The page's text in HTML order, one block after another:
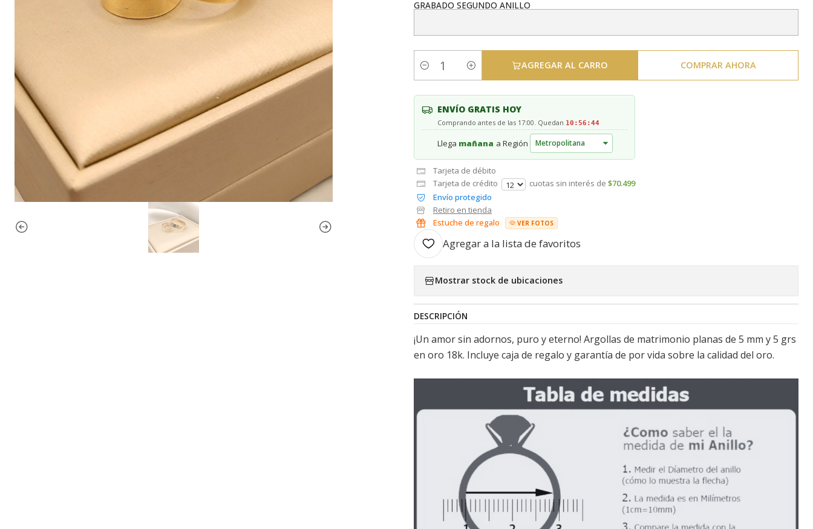
GRABADO SEGUNDO ANILLO
Cantidad
AGREGAR AL CARRO COMPRAR AHORA
ENVÍO GRATIS HOY
Comprando antes de las 17:00. Quedan 10:56:44
Llega mañana a Región
Tarjeta de débito
Tarjeta de crédito
cuotas sin interés de $70.499
Envío protegido
Retiro en tienda
Estuche de regalo
VER FOTOS
Agregar a la lista de favoritos
Mostrar stock de ubicaciones
DESCRIPCIÓN
¡Un amor sin adornos, puro y eterno! Argollas de matrimonio planas de 5 mm y 5 grs
en oro 18k. Incluye caja de regalo y garantía de por vida sobre la calidad del oro.